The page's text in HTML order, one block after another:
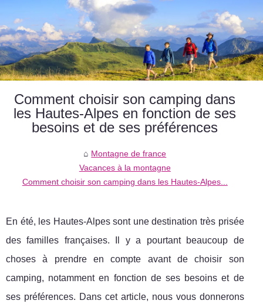
Comment choisir son camping dans
les Hautes-Alpes en fonction de ses
besoins et de ses préférences
Montagne de france
Vacances à la montagne
Comment choisir son camping dans les Hautes-Alpes...
En été, les Hautes-Alpes sont une destination très prisée
des familles françaises. Il y a pourtant beaucoup de
choses à prendre en compte avant de choisir son
camping, notamment en fonction de ses besoins et de
ses préférences. Dans cet article, nous vous donnerons